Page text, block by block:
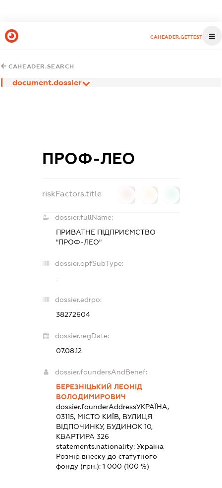
CAHEADER.GETTEST
CAHEADER.SEARCH
document.dossier
ПРОФ-ЛЕО
riskFactors.title
dossier.fullName:
ПРИВАТНЕ ПІДПРИЄМСТВО
"ПРОФ-ЛЕО"
dossier.opfSubType:
-
dossier.edrpo:
38272604
dossier.regDate:
07.08.12
dossier.foundersAndBenef:
БЕРЕЗНІЦЬКИЙ ЛЕОНІД
ВОЛОДИМИРОВИЧ
dossier.founderAddressУКРАЇНА,
03115, МІСТО КИЇВ, ВУЛИЦЯ
ВІДПОЧИНКУ, БУДИНОК 10,
КВАРТИРА 326
statements.nationality: Україна
Розмір внеску до статутного
фонду (грн.): 1 000 (100 %)